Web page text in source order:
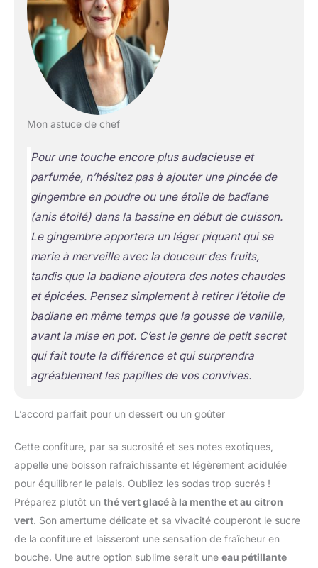
Mon astuce de chef
Pour une touche encore plus audacieuse et
parfumée, n’hésitez pas à ajouter une pincée de
gingembre en poudre ou une étoile de badiane
(anis étoilé) dans la bassine en début de cuisson.
Le gingembre apportera un léger piquant qui se
marie à merveille avec la douceur des fruits,
tandis que la badiane ajoutera des notes chaudes
et épicées. Pensez simplement à retirer l’étoile de
badiane en même temps que la gousse de vanille,
avant la mise en pot. C’est le genre de petit secret
qui fait toute la différence et qui surprendra
agréablement les papilles de vos convives.
L’accord parfait pour un dessert ou un goûter
Cette confiture, par sa sucrosité et ses notes exotiques,
appelle une boisson rafraîchissante et légèrement acidulée
pour équilibrer le palais. Oubliez les sodas trop sucrés !
Préparez plutôt un thé vert glacé à la menthe et au citron
vert. Son amertume délicate et sa vivacité couperont le sucre
de la confiture et laisseront une sensation de fraîcheur en
bouche. Une autre option sublime serait une eau pétillante